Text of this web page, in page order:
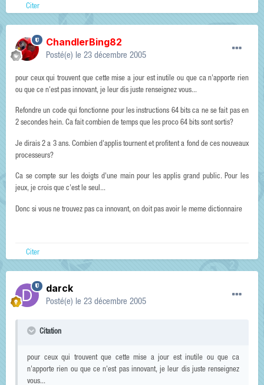
Citer
ChandlerBing82
Posté(e) le 23 décembre 2005
pour ceux qui trouvent que cette mise a jour est inutile ou que ca n'apporte rien
ou que ce n'est pas innovant, je leur dis juste renseignez vous...
Refondre un code qui fonctionne pour les instructions 64 bits ca ne se fait pas en
2 secondes hein. Ca fait combien de temps que les proco 64 bits sont sortis?
Je dirais 2 a 3 ans. Combien d'applis tournent et profitent a fond de ces nouveaux
processeurs?
Ca se compte sur les doigts d'une main pour les applis grand public. Pour les
jeux, je crois que c'est le seul...
Donc si vous ne trouvez pas ca innovant, on doit pas avoir le meme dictionnaire
Citer
darck
Posté(e) le 23 décembre 2005
Citation
pour ceux qui trouvent que cette mise a jour est inutile ou que ca
n'apporte rien ou que ce n'est pas innovant, je leur dis juste renseignez
vous...